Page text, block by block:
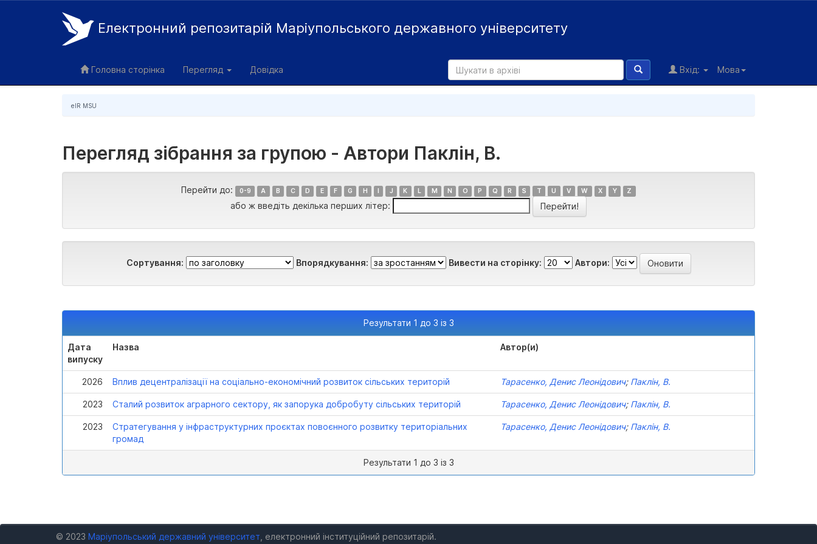
Електронний репозитарій Маріупольського державного університету
Головна сторінка Перегляд Довідка Мова
Вхід:
eIR MSU
Перегляд зібрання за групою - Автори Паклін, В.
Перейти до: 0-9 A B C D E F G H I J K L M N O P Q R S T U V W X Y Z
або ж введіть декілька перших літер:
Сортування: Впорядкування: Вивести на сторінку: Автори:
Результати 1 до 3 із 3
Дата
випуску
Назва Автор(и)
2026 Вплив децентралізації на соціально-економічний розвиток сільських територій Тарасенко, Денис Леонідович; Паклін, В.
2023 Сталий розвиток аграрного сектору, як запорука добробуту сільських територій Тарасенко, Денис Леонідович; Паклін, В.
2023
Стратегування у інфраструктурних проєктах повоєнного розвитку територіальних
громад
Тарасенко, Денис Леонідович; Паклін, В.
Результати 1 до 3 із 3
© 2023 Маріупольський державний університет , електронний інституційний репозитарій.